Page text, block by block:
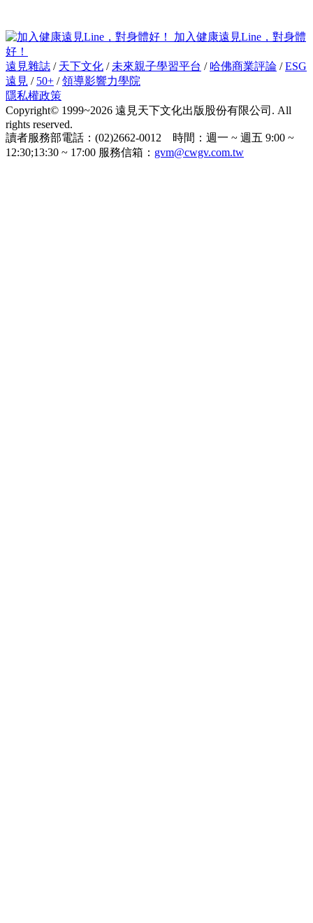
加入健康遠見Line，對身體
好！
遠見雜誌 / 天下文化 / 未來親子學習平台 / 哈佛商業評論 /ESG
遠見 / 50+ /領導影響力學院
隱私權政策
Copyright© 1999~2026 遠見天下文化出版股份有限公司. All
rights reserved.
讀者服務部電話：(02)2662-0012 時間：週一 ~ 週五 9:00 ~
12:30;13:30 ~ 17:00 服務信箱： gvm@cwgv.com.tw